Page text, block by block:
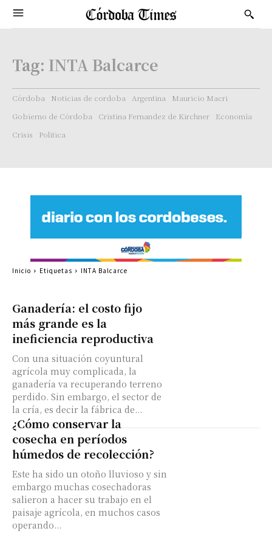
Tag: INTA Balcarce
Córdoba Noticias de cordoba Argentina
Mauricio Macri
Gobierno de Córdoba
Cristina Fernandez de Kirchner
Economía
Crisis
Politica
Ganadería: el costo fijo
más grande es la
ineficiencia reproductiva
Con una situación coyuntural
agrícola muy complicada, la
ganadería va recuperando terreno
perdido. Sin embargo, el sector de
la cría, es decir la fábrica de...
¿Cómo conservar la
cosecha en períodos
húmedos de recolección?
Este ha sido un otoño lluvioso y sin
embargo muchas cosechadoras
salieron a hacer su trabajo en el
paisaje agrícola, en muchos casos
operando...
Inicio Etiquetas INTA Balcarce